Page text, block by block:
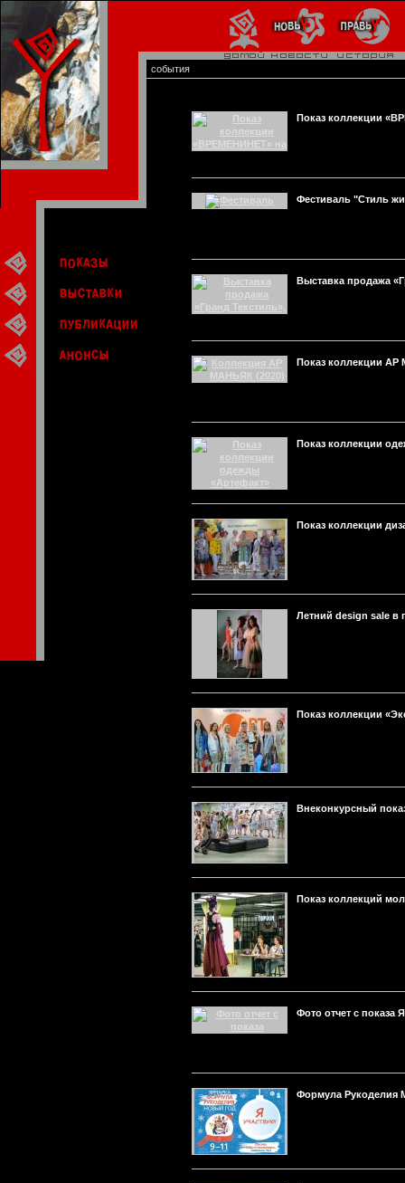
события
Показ коллекции
Фестиваль "Стиль
Выставка продажа
Показ коллекции АР
Показ коллекции
Показ коллекции
Летний design sale в
Показ коллекции
Внеконкурсный
Показ коллекций
Фото отчет с показа
Формула Рукоделия